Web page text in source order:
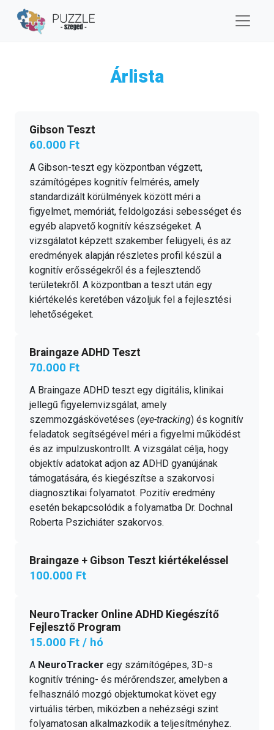
Árlista
Gibson Teszt
60.000 Ft
A Gibson-teszt egy központban végzett,
számítógépes kognitív felmérés, amely
standardizált körülmények között méri a
figyelmet, memóriát, feldolgozási sebességet és
egyéb alapvető kognitív készségeket. A
vizsgálatot képzett szakember felügyeli, és az
eredmények alapján részletes profil készül a
kognitív erősségekről és a fejlesztendő
területekről. A központban a teszt után egy
kiértékelés keretében vázoljuk fel a fejlesztési
lehetőségeket.
Braingaze ADHD Teszt
70.000 Ft
A Braingaze ADHD teszt egy digitális, klinikai
jellegű figyelemvizsgálat, amely
szemmozgáskövetéses (eye-tracking) és kognitív
feladatok segítségével méri a figyelmi működést
és az impulzuskontrollt. A vizsgálat célja, hogy
objektív adatokat adjon az ADHD gyanújának
támogatására, és kiegészítse a szakorvosi
diagnosztikai folyamatot. Pozitív eredmény
esetén bekapcsolódik a folyamatba Dr. Dochnal
Roberta Pszichiáter szakorvos.
Braingaze + Gibson Teszt kiértékeléssel
100.000 Ft
NeuroTracker Online ADHD Kiegészítő
Fejlesztő Program
15.000 Ft / hó
A NeuroTracker egy számítógépes, 3D-s
kognitív tréning- és mérőrendszer, amelyben a
felhasználó mozgó objektumokat követ egy
virtuális térben, miközben a nehézségi szint
folyamatosan alkalmazkodik a teljesítményhez.